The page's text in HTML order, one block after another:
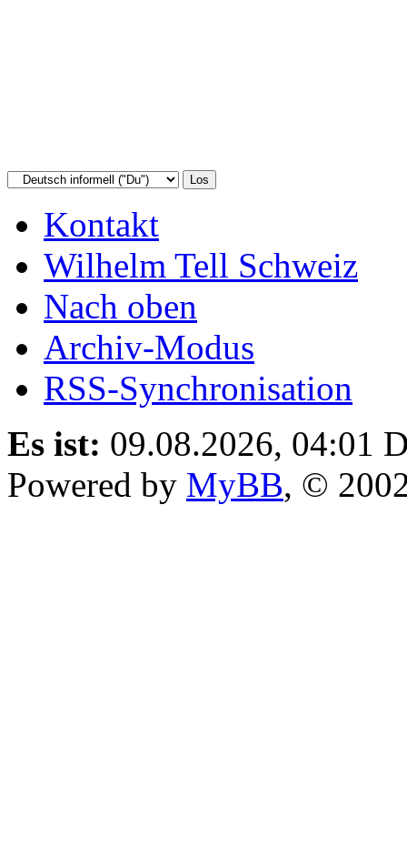
Kontakt
Wilhelm Tell Schweiz
Nach oben
Archiv-Modus
RSS-Synchronisation
Es ist: 09.08.2026, 04:01
Powered by MyBB, ©